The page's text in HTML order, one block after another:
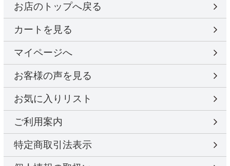
お店のトップへ戻る
カートを見る
マイページへ
お客様の声を見る
お気に入りリスト
ご利用案内
特定商取引法表示